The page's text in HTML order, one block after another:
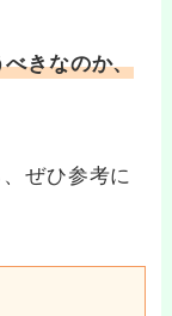
きなのか、
ぜひ参考に